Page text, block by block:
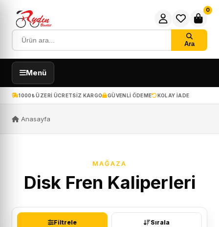
Ara
0
Menü
1000₺ ÜZERI ÜCRETSIZ KARGO GÜVENLI ÖDEME KOLAY IADE
Anasayfa
MAĞAZA
Disk Fren Kaliperleri
Filtrele Sırala